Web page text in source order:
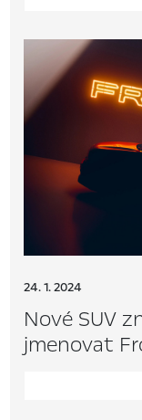
24. 1. 2024
Nové SUV
jmenovat